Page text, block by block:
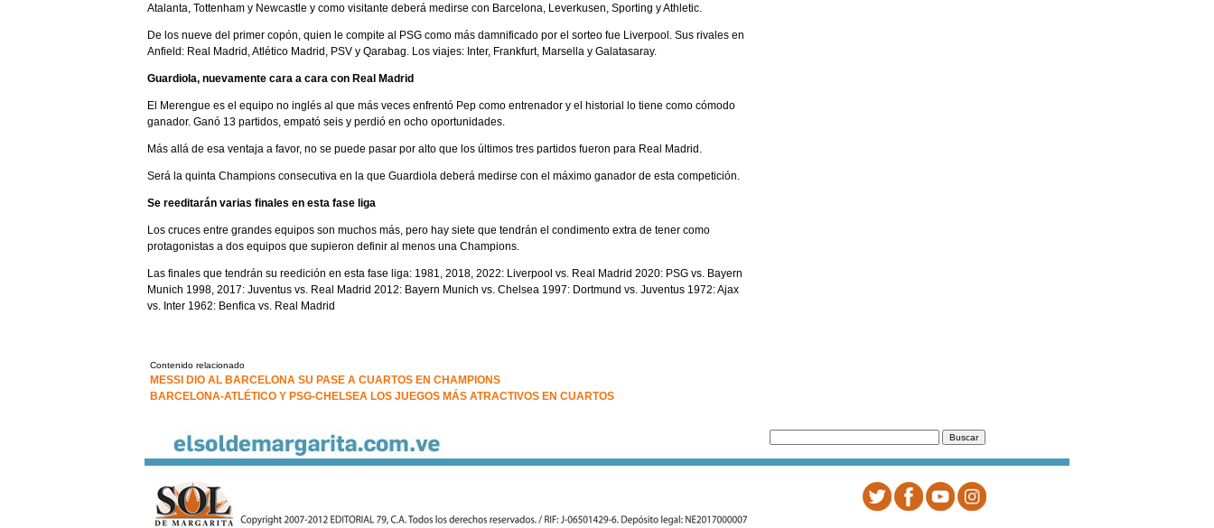
Atalanta, Tottenham y Newcastle y como visitante deberá medirse con Barcelona, Leverkusen, Sporting y Athletic.
De los nueve del primer copón, quien le compite al PSG como más damnificado por el sorteo fue Liverpool. Sus rivales en
Anfield: Real Madrid, Atlético Madrid, PSV y Qarabag. Los viajes: Inter, Frankfurt, Marsella y Galatasaray.
Guardiola, nuevamente cara a cara con Real Madrid
El Merengue es el equipo no inglés al que más veces enfrentó Pep como entrenador y el historial lo tiene como cómodo
ganador. Ganó 13 partidos, empató seis y perdió en ocho oportunidades.
Más allá de esa ventaja a favor, no se puede pasar por alto que los últimos tres partidos fueron para Real Madrid.
Será la quinta Champions consecutiva en la que Guardiola deberá medirse con el máximo ganador de esta competición.
Se reeditarán varias finales en esta fase liga
Los cruces entre grandes equipos son muchos más, pero hay siete que tendrán el condimento extra de tener como
protagonistas a dos equipos que supieron definir al menos una Champions.
Las finales que tendrán su reedición en esta fase liga: 1981, 2018, 2022: Liverpool vs. Real Madrid 2020: PSG vs. Bayern
Munich 1998, 2017: Juventus vs. Real Madrid 2012: Bayern Munich vs. Chelsea 1997: Dortmund vs. Juventus 1972: Ajax
vs. Inter 1962: Benfica vs. Real Madrid
Contenido relacionado
MESSI DIO AL BARCELONA SU PASE A CUARTOS EN CHAMPIONS
BARCELONA-ATLÉTICO Y PSG-CHELSEA LOS JUEGOS MÁS ATRACTIVOS EN CUARTOS